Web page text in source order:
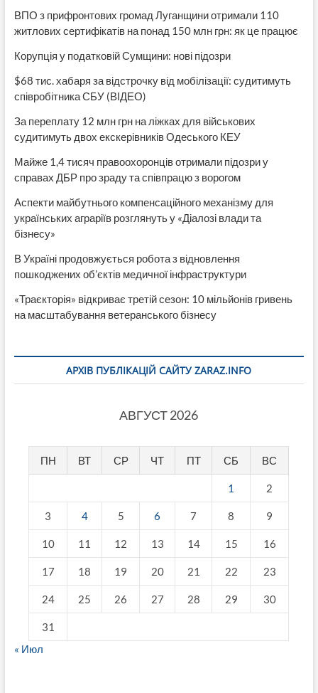
ВПО з прифронтових громад Луганщини отримали 110
житлових сертифікатів на понад 150 млн грн: як це працює
Корупція у податковій Сумщини: нові підозри
$68 тис. хабаря за відстрочку від мобілізації: судитимуть
співробітника СБУ (ВІДЕО)
За переплату 12 млн грн на ліжках для військових
судитимуть двох екскерівників Одеського КЕУ
Майже 1,4 тисяч правоохоронців отримали підозри у
справах ДБР про зраду та співпрацю з ворогом
Аспекти майбутнього компенсаційного механізму для
українських аграріїв розглянуть у «Діалозі влади та
бізнесу»
В Україні продовжується робота з відновлення
пошкоджених об’єктів медичної інфраструктури
«Траєкторія» відкриває третій сезон: 10 мільйонів гривень
на масштабування ветеранського бізнесу
АРХІВ ПУБЛІКАЦІЙ САЙТУ ZARAZ.INFO
АВГУСТ 2026
ПН ВТ СР ЧТ ПТ СБ ВС
1 2
3 4 5 6 7 8 9
10 11 12 13 14 15 16
17 18 19 20 21 22 23
24 25 26 27 28 29 30
31
« Июл